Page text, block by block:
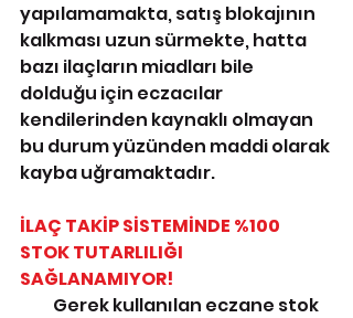
yapılamamakta, satış blokajının
kalkması uzun sürmekte, hatta
bazı ilaçların miadları bile
dolduğu için eczacılar
kendilerinden kaynaklı olmayan
bu durum yüzünden maddi olarak
kayba uğramaktadır.
İLAÇ TAKİP SİSTEMİNDE %100
STOK TUTARLILIĞI
SAĞLANAMIYOR!